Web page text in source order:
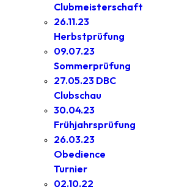
Clubmeisterschaft
26.11.23
Herbstprüfung
09.07.23
Sommerprüfung
27.05.23 DBC
Clubschau
30.04.23
Frühjahrsprüfung
26.03.23
Obedience
Turnier
02.10.22